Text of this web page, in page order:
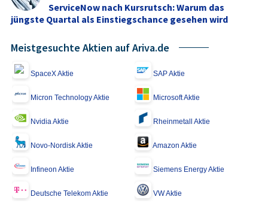
ServiceNow nach Kursrutsch: Warum das
jüngste Quartal als Einstiegschance gesehen wird
Meistgesuchte Aktien auf Ariva.de
SpaceX Aktie SAP Aktie
Micron Technology Aktie Microsoft Aktie
Nvidia Aktie Rheinmetall Aktie
Novo-Nordisk Aktie Amazon Aktie
Infineon Aktie Siemens Energy Aktie
Deutsche Telekom Aktie VW Aktie